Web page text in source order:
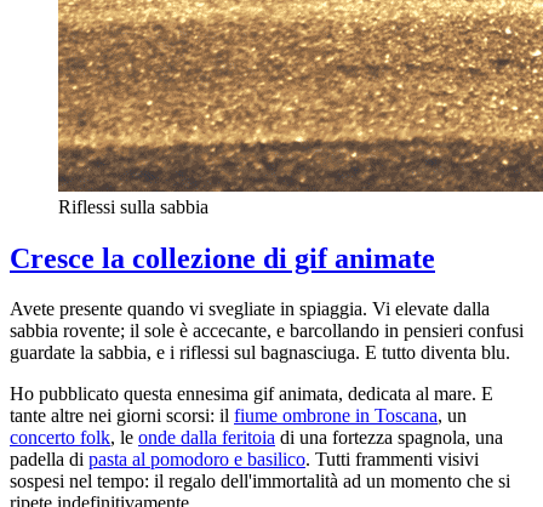
Riflessi sulla sabbia
Cresce la collezione di gif animate
Avete presente quando vi svegliate in spiaggia. Vi elevate dalla
sabbia rovente; il sole è accecante, e barcollando in pensieri confusi
guardate la sabbia, e i riflessi sul bagnasciuga. E tutto diventa blu.
Ho pubblicato questa ennesima gif animata, dedicata al mare. E
tante altre nei giorni scorsi: il fiume ombrone in Toscana, un
concerto folk, le onde dalla feritoia di una fortezza spagnola, una
padella di pasta al pomodoro e basilico. Tutti frammenti visivi
sospesi nel tempo: il regalo dell'immortalità ad un momento che si